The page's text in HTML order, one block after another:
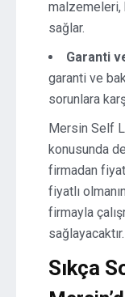
malzemeleri,
sağlar.
Garanti
garanti ve
sorunlara
Mersin Self
konusunda
firmadan
fiyatlı
firmayla
sağlayacaktır.
Sıkça